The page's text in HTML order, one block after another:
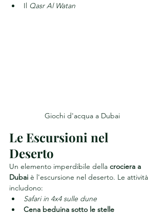
Il Qasr Al Watan
Giochi d'acqua a Dubai
Le Escursioni nel
Deserto
Un elemento imperdibile della crociera a
Dubai è l'escursione nel deserto. Le attività
includono:
Safari in 4x4 sulle dune
Cena beduina sotto le stelle